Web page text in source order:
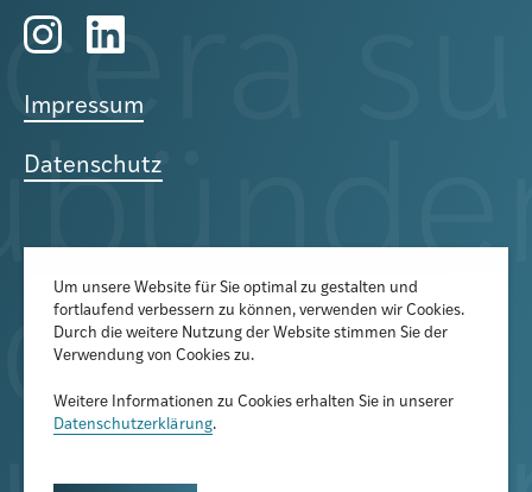
Impressum
Datenschutz
Der Newsletter informiert über
aktuelle Veranstaltungen,
Publikationen und
Forschungsprojekte
Um unsere Website für Sie optimal zu gestalten und
fortlaufend verbessern zu können, verwenden wir Cookies.
Durch die weitere Nutzung der Website stimmen Sie der
Verwendung von Cookies zu.
Weitere Informationen zu Cookies erhalten Sie in unserer
Datenschutzerklärung.